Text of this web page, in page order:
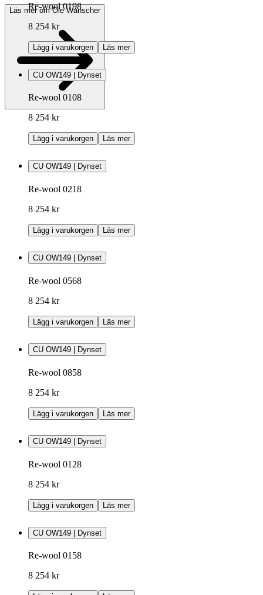
Läs mer om Ole Wanscher
Re-wool 0198
8 254 kr
Lägg i varukorgen Läs mer
CU OW149 | Dynset
Re-wool 0108
8 254 kr
Lägg i varukorgen Läs mer
CU OW149 | Dynset
Re-wool 0218
8 254 kr
Lägg i varukorgen Läs mer
CU OW149 | Dynset
Re-wool 0568
8 254 kr
Lägg i varukorgen Läs mer
CU OW149 | Dynset
Re-wool 0858
8 254 kr
Lägg i varukorgen Läs mer
CU OW149 | Dynset
Re-wool 0128
8 254 kr
Lägg i varukorgen Läs mer
CU OW149 | Dynset
Re-wool 0158
8 254 kr